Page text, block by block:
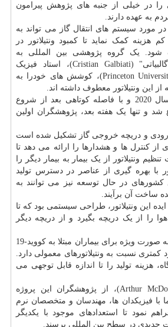
در خیلی از جنبه های پژوهش پیرامون
مورد سیستم های انتقال گاز می تواند به
کم هزینه کمک نماید تا کمبود ونتیلاتور در
یک گروه پژوهشی بین المللی به
سرپرستی "کریستین گالبیاتی" (Cristian Galbiati)، استاد فیزیک
"دانشگاه پرینستون" (Princeton University)، کوشش های خودرا به
این ونتیلاتور معطوف داشته اند.
این پروژه، در مارس سال 2020 و با فاصله کوتاهی بعد از شروع
شد و تنها یک هفته بعد، پژوهشگران اولین
ورودی و دریچه خروجی گاز تشکیل شده است
کنترل ها و هشدارها را ارائه می دهد تا
ونتیلاتور از یک بیمار به بیمار دیگر را
با بهره گیری از عناصر در دسترس تولید
در حال توسعه نیز می توانند به
ساخت آن برآیند.
این ونتیلاتور، طراحی سیستمی بود که تا
را از یک دریچه بگیرد و از دریچه دیگر
به صورت ویژه برای بیماران مبتلا به کووید-19
نسبت به ونتیلاتورهای معمولی دارد.
هزینه تولید را تا اندازه قابل توجهی می
"آرتور مکدونالد" (Arthur McDonald)، از پژوهشگران این پروژه
با فیزیکدان ها، مهندسان و متخصصان نرم
نمود تا استعدادهای موجود با یکدیگر
جدیدی در سطح بین المللی برسند.